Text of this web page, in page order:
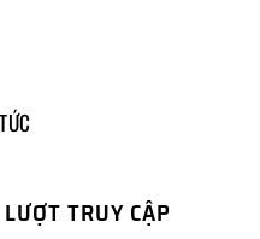
LƯỢT TRUY CẬP